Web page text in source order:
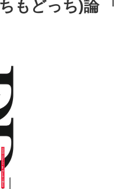
もどっち)論